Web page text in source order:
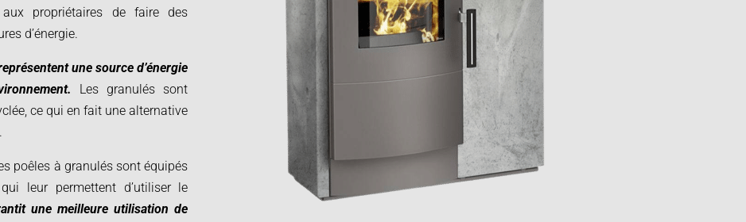
propriétaires de faire des
d’énergie.
une source d’énergie
Les granulés sont
ce qui en fait une alternative
poêles à granulés sont équipés
leur permettent d’utiliser le
une meilleure utilisation de